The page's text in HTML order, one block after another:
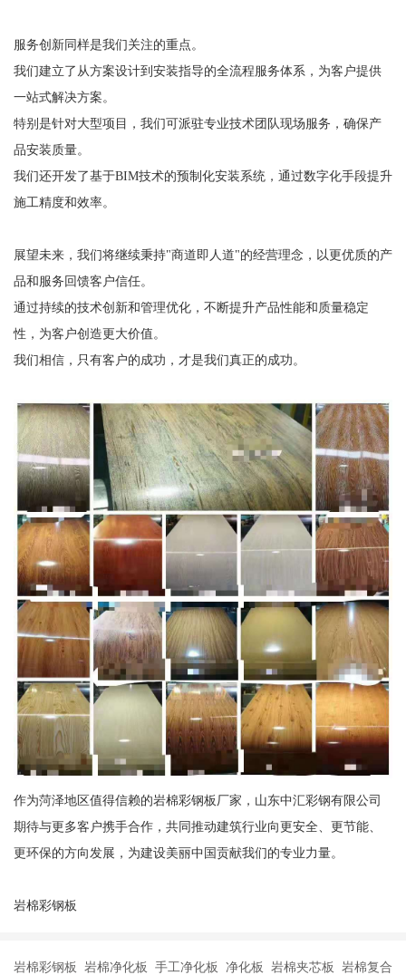
服务创新同样是我们关注的重点。
我们建立了从方案设计到安装指导的全流程服务体系，为客户提供
一站式解决方案。
特别是针对大型项目，我们可派驻专业技术团队现场服务，确保产
品安装质量。
我们还开发了基于BIM技术的预制化安装系统，通过数字化手段提升
施工精度和效率。
展望未来，我们将继续秉持"商道即人道"的经营理念，以更优质的产
品和服务回馈客户信任。
通过持续的技术创新和管理优化，不断提升产品性能和质量稳定
性，为客户创造更大价值。
我们相信，只有客户的成功，才是我们真正的成功。
作为菏泽地区值得信赖的岩棉彩钢板厂家，山东中汇彩钢有限公司
期待与更多客户携手合作，共同推动建筑行业向更安全、更节能、
更环保的方向发展，为建设美丽中国贡献我们的专业力量。
岩棉彩钢板
岩棉彩钢板 岩棉净化板 手工净化板 净化板 岩棉夹芯板 岩棉复合